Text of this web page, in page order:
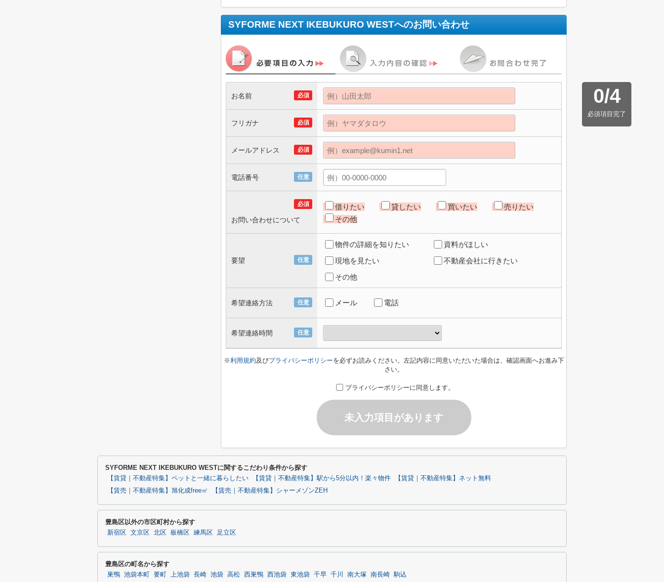
SYFORME NEXT IKEBUKURO WESTへのお問い合わせ
0/4
必須項目完了
必須
お名前
必須
フリガナ
必須
メールアドレス
任意
電話番号
必須
お問い合わせについて
借りたい 貸したい 買いたい
売りたい
その他
任意
要望
物件の詳細を知りたい
資料がほしい
現地を見たい
不動産会社に行きたい
その他
任意
希望連絡方法 メール 電話
任意
希望連絡時間
※利用規約及びプライバシーポリシーを必ずお読みください。左記内容に同意いただいた場合は、確認画面へお進み下
さい。
プライバシーポリシーに同意します。
未入力項目があります
SYFORME NEXT IKEBUKURO WESTに関するこだわり条件から探す
【賃貸｜不動産特集】ペットと一緒に暮らしたい 【賃貸｜不動産特集】駅から5分以内！楽々物件
【賃貸｜不動産特集】ネット無料
【賃売｜不動産特集】旭化成free㎡
【賃売｜不動産特集】シャーメゾンZEH
豊島区以外の市区町村から探す
新宿区 文京区 北区 板橋区 練馬区 足立区
豊島区の町名から探す
巣鴨 池袋本町 要町 上池袋 長崎 池袋 高松 西巣鴨 西池袋 東池袋 千早 千川 南大塚 南長崎 駒込